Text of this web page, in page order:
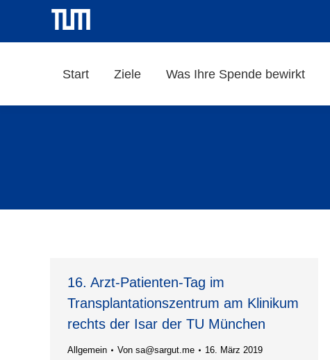
Start Ziele Was Ihre Spende bewirkt
16. Arzt-Patienten-Tag im
Transplantationszentrum am Klinikum
rechts der Isar der TU München
Allgemein Von sa@sargut.me 16. März 2019